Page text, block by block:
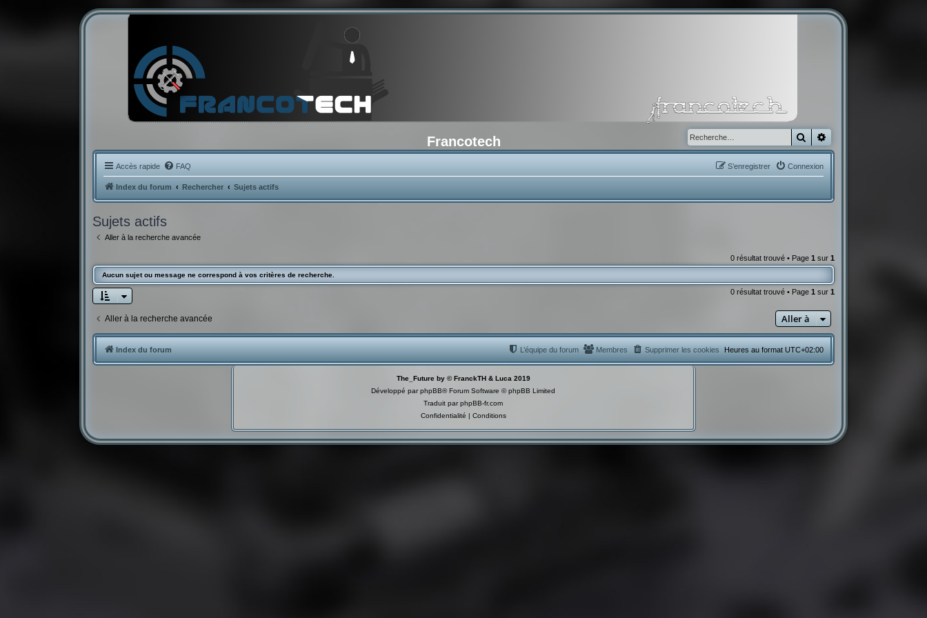
Francotech Rechercher
Accès rapide FAQ Connexion
S’enregistrer
Index du forum Rechercher Sujets actifs
Sujets actifs
Aller à la recherche avancée
0 résultat trouvé • Page 1 sur 1
Aucun sujet ou message ne correspond à vos critères de recherche.
0 résultat trouvé • Page 1 sur 1
Aller à la recherche avancée Aller à
Index du forum Heures au format UTC+02:00
Supprimer les cookies
Membres
L’équipe du forum
The_Future by © FranckTH & Luca 2019
Développé parphpBB® Forum Software © phpBB Limited
Traduit parphpBB-fr.com
Confidentialité | Conditions